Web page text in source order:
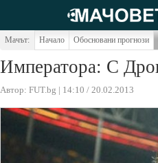
Мачът: Начало Обосновани прогнози
Императора: С
Автор: FUT.bg | 14:10 / 20.02.2013